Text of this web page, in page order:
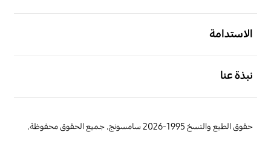
الاستدامة
نبذة عنا
حقوق الطبع والنسخ 1995-2026 سامسونج. جميع الحقوق محفوظة.